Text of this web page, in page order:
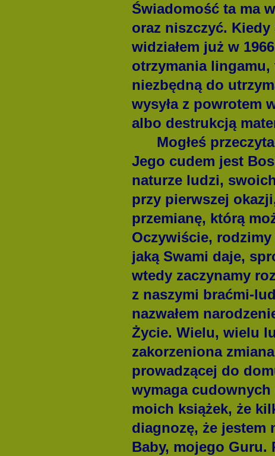
Świadomość ta ma
oraz niszczyć. Kiedy
widziałem już w
otrzymania
niezbędną do
wysyła z powrotem
albo destrukcją
Mogłeś
Jego cudem jest
naturze ludzi,
przy pierwszej
przemianę, którą
Oczywiście,
jaką Swami daje,
wtedy zaczynamy
z naszymi braćmi-
nazwałem
Życie. Wielu, wielu
zakorzeniona
prowadzącej do
wymaga
moich książek, że
diagnozę, że jestem
Baby, mojego Guru.